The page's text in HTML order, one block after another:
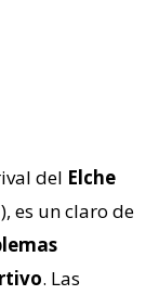
del Elche
es un claro de
. Las